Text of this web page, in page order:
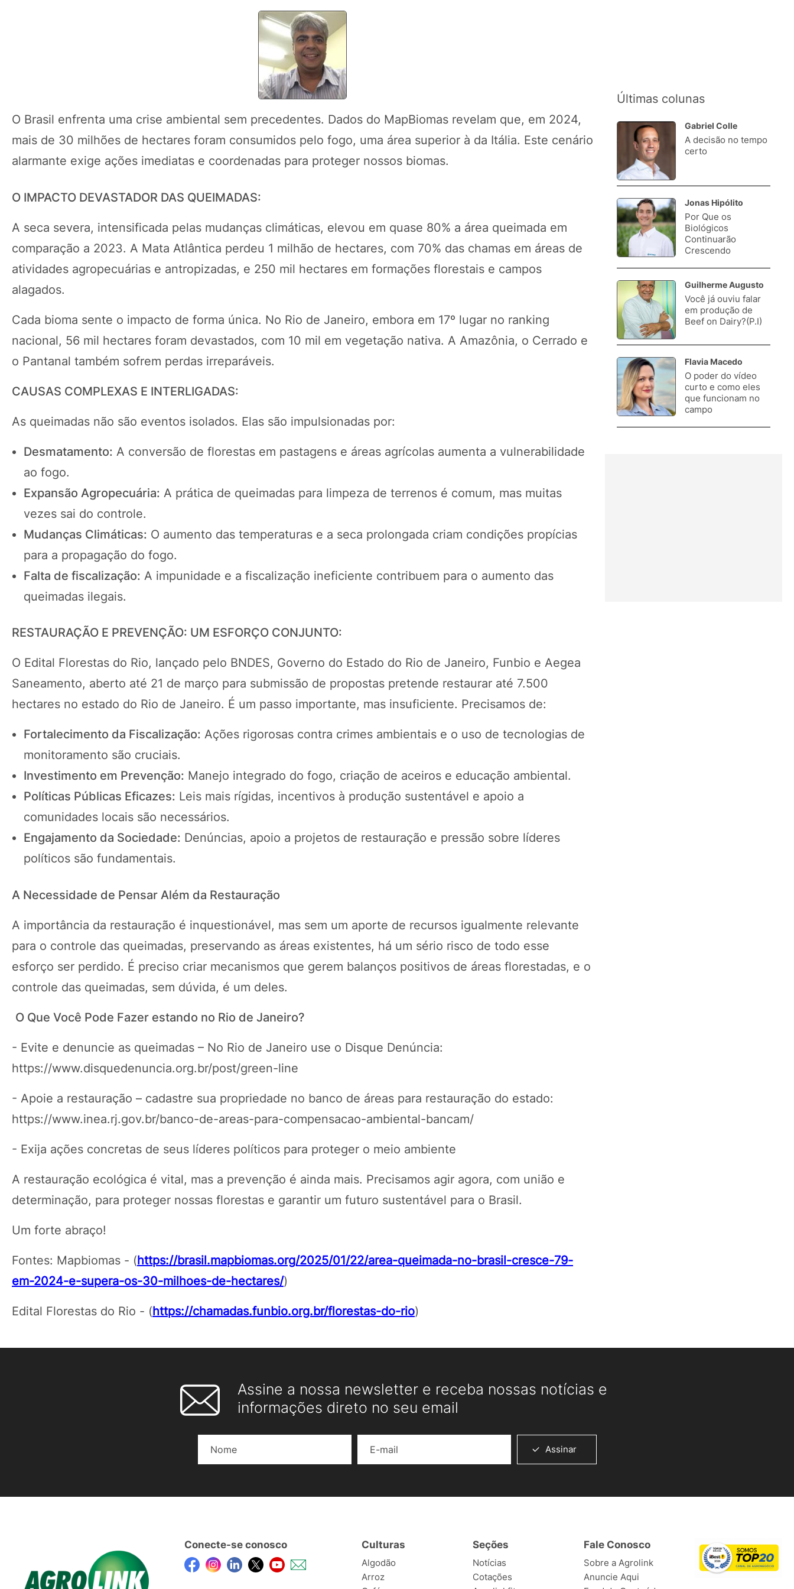
O Brasil enfrenta uma crise ambiental sem precedentes. Dados do MapBiomas revelam que, em 2024,
mais de 30 milhões de hectares foram consumidos pelo fogo, uma área superior à da Itália. Este cenário
alarmante exige ações imediatas e coordenadas para proteger nossos biomas.
O IMPACTO DEVASTADOR DAS QUEIMADAS:
A seca severa, intensificada pelas mudanças climáticas, elevou em quase 80% a área queimada em
comparação a 2023. A Mata Atlântica perdeu 1 milhão de hectares, com 70% das chamas em áreas de
atividades agropecuárias e antropizadas, e 250 mil hectares em formações florestais e campos
alagados.
Cada bioma sente o impacto de forma única. No Rio de Janeiro, embora em 17º lugar no ranking
nacional, 56 mil hectares foram devastados, com 10 mil em vegetação nativa. A Amazônia, o Cerrado e
o Pantanal também sofrem perdas irreparáveis.
CAUSAS COMPLEXAS E INTERLIGADAS:
As queimadas não são eventos isolados. Elas são impulsionadas por:
Desmatamento: A conversão de florestas em pastagens e áreas agrícolas aumenta a vulnerabilidade
ao fogo.
Expansão Agropecuária: A prática de queimadas para limpeza de terrenos é comum, mas muitas
vezes sai do controle.
Mudanças Climáticas: O aumento das temperaturas e a seca prolongada criam condições propícias
para a propagação do fogo.
Falta de fiscalização: A impunidade e a fiscalização ineficiente contribuem para o aumento das
queimadas ilegais.
RESTAURAÇÃO E PREVENÇÃO: UM ESFORÇO CONJUNTO:
O Edital Florestas do Rio, lançado pelo BNDES, Governo do Estado do Rio de Janeiro, Funbio e Aegea
Saneamento, aberto até 21 de março para submissão de propostas pretende restaurar até 7.500
hectares no estado do Rio de Janeiro. É um passo importante, mas insuficiente. Precisamos de:
Fortalecimento da Fiscalização: Ações rigorosas contra crimes ambientais e o uso de tecnologias de
monitoramento são cruciais.
Investimento em Prevenção: Manejo integrado do fogo, criação de aceiros e educação ambiental.
Políticas Públicas Eficazes: Leis mais rígidas, incentivos à produção sustentável e apoio a
comunidades locais são necessários.
Engajamento da Sociedade: Denúncias, apoio a projetos de restauração e pressão sobre líderes
políticos são fundamentais.
A Necessidade de Pensar Além da Restauração
A importância da restauração é inquestionável, mas sem um aporte de recursos igualmente relevante
para o controle das queimadas, preservando as áreas existentes, há um sério risco de todo esse
esforço ser perdido. É preciso criar mecanismos que gerem balanços positivos de áreas florestadas, e o
controle das queimadas, sem dúvida, é um deles.
O Que Você Pode Fazer estando no Rio de Janeiro?
- Evite e denuncie as queimadas – No Rio de Janeiro use o Disque Denúncia:
https://www.disquedenuncia.org.br/post/green-line
- Apoie a restauração – cadastre sua propriedade no banco de áreas para restauração do estado:
https://www.inea.rj.gov.br/banco-de-areas-para-compensacao-ambiental-bancam/
- Exija ações concretas de seus líderes políticos para proteger o meio ambiente
A restauração ecológica é vital, mas a prevenção é ainda mais. Precisamos agir agora, com união e
determinação, para proteger nossas florestas e garantir um futuro sustentável para o Brasil.
Um forte abraço!
Fontes: Mapbiomas - (https://brasil.mapbiomas.org/2025/01/22/area-queimada-no-brasil-cresce-79-
em-2024-e-supera-os-30-milhoes-de-hectares/)
Edital Florestas do Rio - (https://chamadas.funbio.org.br/florestas-do-rio)
Últimas colunas
Gabriel Colle
A decisão no tempo
certo
2.
Jonas Hipólito
Por Que os
Biológicos
Continuarão
Crescendo
3.
Guilherme Augusto
Você já ouviu falar
em produção de
Beef on Dairy?(P.I)
4.
Flavia Macedo
O poder do vídeo
curto e como eles
que funcionam no
campo
Assine a nossa newsletter e receba nossas notícias e
informações direto no seu email
Assinar
Conecte-se conosco Culturas
Algodão
Arroz
Seções
Notícias
Cotações
Fale Conosco
Sobre a Agrolink
Anuncie Aqui